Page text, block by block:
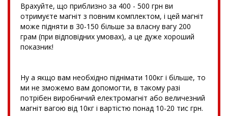
Врахуйте, що приблизно за 400 - 500 грн ви
отримуєте магніт з повним комплектом, і цей магніт
може підняти в 30-150 більше за власну вагу 200
грам (при відповідних умовах), а це дуже хороший
показник!
Ну а якщо вам необхідно піднімати 100кг і більше, то
ми не зможемо вам допомогти, в такому разі
потрібен виробничий електромагніт або величезний
магніт вагою від 10кг і вартістю понад 10-20 тис грн.